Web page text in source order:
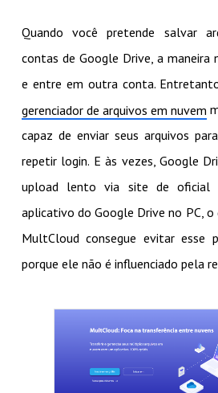
Quando você pretende salvar
contas de Google Drive, a maneira
e entre em outra conta.
gerenciador de arquivos em nuvem
capaz de enviar seus arquivos
repetir login. E às vezes, Google
upload lento via site de oficial
aplicativo do Google Drive no PC,
MultCloud consegue evitar esse
porque ele não é influenciado pela